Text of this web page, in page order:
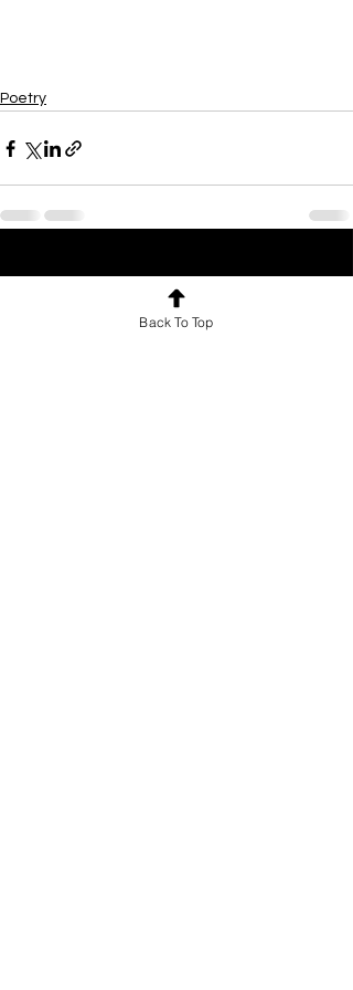
Poetry
Recent Posts See All
Back To Top